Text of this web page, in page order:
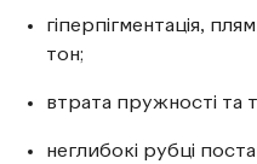
гіперпігментація,
тон;
втрата пружності та
неглибокі рубці